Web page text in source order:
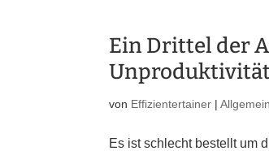
Ein Drittel der
von Effizientertainer |Allgemein
Es ist schlecht bestellt um